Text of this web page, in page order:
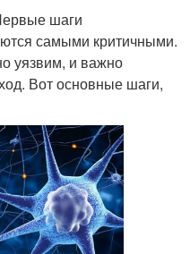
шаги
самыми критичными.
уязвим, и важно
Вот основные шаги,